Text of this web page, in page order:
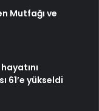
Mutfağı ve
61’e yükseldi